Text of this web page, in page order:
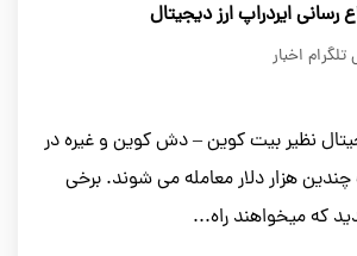
رسانی ایردراپ ارز دیجیتال
تلگرام اخبار
نظیر بیت کوین – دش کوین و غیره در
هزار دلار معامله می شوند. برخی
که میخواهند راه...